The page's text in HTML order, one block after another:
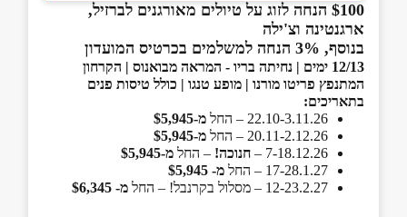
$100 הנחה לזוג על טיולים מאורגנים לברזיל,
ארגנטינה וצ'ילה
בנוסף, 3% הנחה למשלמים בכרטיס המועדון
12/13 ימים | נחיתה בריו - המראה מבואנוס | הקרחון
המתנפץ פריטו מורנו | מופע טנגו | כולל טיסות פנים
בתאריכים:
22.10-3.11.26 – החל
מ-$5,945
20.11-2.12.26 – החל
מ-$5,945
7-18.12.26 –
חנוכה! – החל מ-$5,945
17-28.1.27 – החל
מ- $5,945
12-23.2.27 – מסלול בקרנבל! – החל
מ- $6,345